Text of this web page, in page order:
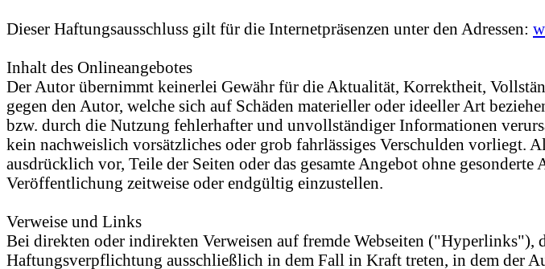
Dieser Haftungsausschluss gilt für die Internetpräsenzen unter den Adressen:
Inhalt des Onlineangebotes
Der Autor übernimmt keinerlei Gewähr für die Aktualität, Korrektheit,
gegen den Autor, welche sich auf Schäden materieller oder ideeller Art
bzw. durch die Nutzung fehlerhafter und unvollständiger Informationen
kein nachweislich vorsätzliches oder grob fahrlässiges Verschulden
ausdrücklich vor, Teile der Seiten oder das gesamte Angebot ohne
Veröffentlichung zeitweise oder endgültig einzustellen.
Verweise und Links
Bei direkten oder indirekten Verweisen auf fremde Webseiten ("Hyperlinks"),
Haftungsverpflichtung ausschließlich in dem Fall in Kraft treten, in dem der